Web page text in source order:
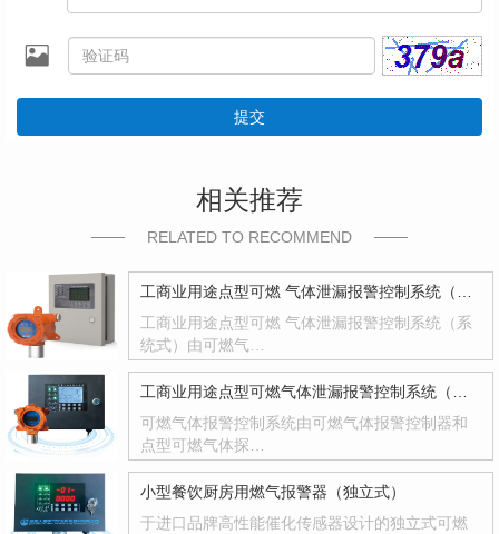
提交
相关推荐
RELATED TO RECOMMEND
工商业用途点型可燃 气体泄漏报警控制系统（系
统式）由可燃气…
可燃气体报警控制系统由可燃气体报警控制器和
点型可燃气体探…
小型餐饮厨房用燃气报警器（独立式）
于进口品牌高性能催化传感器设计的独立式可燃